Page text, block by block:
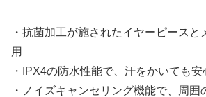
・抗菌加工が施されたイヤーピース
用
・IPX4の防水性能で、汗をかいても安
・ノイズキャンセリング機能で、周